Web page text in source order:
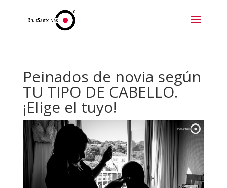
Peinados de novia según
TU TIPO DE CABELLO.
¡Elige el tuyo!